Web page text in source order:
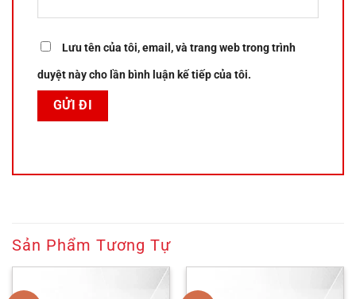
Lưu tên của tôi, email, và trang web trong trình
duyệt này cho lần bình luận kế tiếp của tôi.
Sản Phẩm Tương Tự